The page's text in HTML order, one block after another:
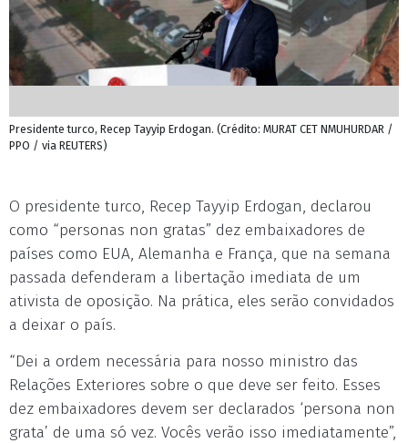
Presidente turco, Recep Tayyip Erdogan. (Crédito: MURAT CET NMUHURDAR /
PPO / via REUTERS)
O presidente turco, Recep Tayyip Erdogan, declarou
como “personas non gratas” dez embaixadores de
países como EUA, Alemanha e França, que na semana
passada defenderam a libertação imediata de um
ativista de oposição. Na prática, eles serão convidados
a deixar o país.
“Dei a ordem necessária para nosso ministro das
Relações Exteriores sobre o que deve ser feito. Esses
dez embaixadores devem ser declarados ‘persona non
grata’ de uma só vez. Vocês verão isso imediatamente”,